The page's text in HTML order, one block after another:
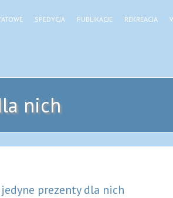
SPEDYCJA PUBLIKACJE REKREACJA
nich
prezenty dla nich